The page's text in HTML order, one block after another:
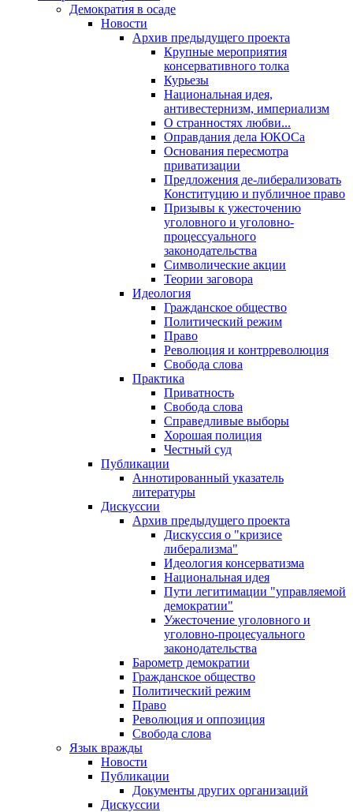
Демократия в осаде
Новости
Архив предыдущего проекта
Крупные мероприятия
консервативного толка
Курьезы
Национальная идея,
антивестернизм, империализм
О странностях любви...
Оправдания дела ЮКОСа
Основания пересмотра
приватизации
Предложения де-либерализовать
Конституцию и публичное право
Призывы к ужесточению
уголовного и уголовно-
процессуального
законодательства
Символические акции
Теории заговора
Идеология
Гражданское общество
Политический режим
Право
Революция и контрреволюция
Свобода слова
Практика
Приватность
Свобода слова
Справедливые выборы
Хорошая полиция
Честный суд
Публикации
Аннотированный указатель
литературы
Дискуссии
Архив предыдущего проекта
Дискуссия о "кризисе
либерализма"
Идеология консерватизма
Национальная идея
Пути легитимации "управляемой
демократии"
Ужесточение уголовного и
уголовно-процесуального
законодательства
Барометр демократии
Гражданское общество
Политический режим
Право
Революция и оппозиция
Свобода слова
Язык вражды
Новости
Публикации
Документы других организаций
Дискуссии